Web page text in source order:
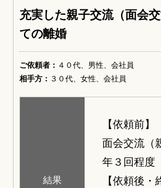
充実した親子交流（面会
ての離婚
ご依頼者： ４０代、男性、会社員
相手方： ３０代、女性、会社員
結果
【依頼前】
面会交流（
年３回程度
【依頼後・